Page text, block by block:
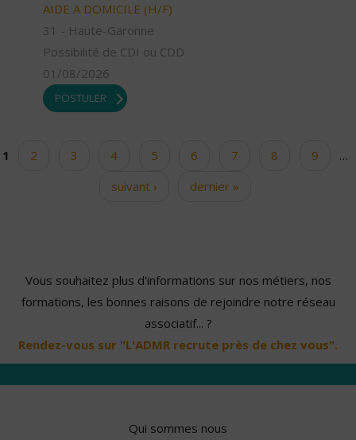
AIDE A DOMICILE (H/F)
31 - Haute-Garonne
Possibilité de CDI ou CDD
01/08/2026
POSTULER
Pages
1 2 3 4 5 6 7 8 9
…
suivant ›
dernier »
Vous souhaitez plus d'informations sur nos métiers, nos
formations, les bonnes raisons de rejoindre notre réseau
associatif... ?
Rendez-vous sur "L'ADMR recrute près de chez vous".
Qui sommes nous